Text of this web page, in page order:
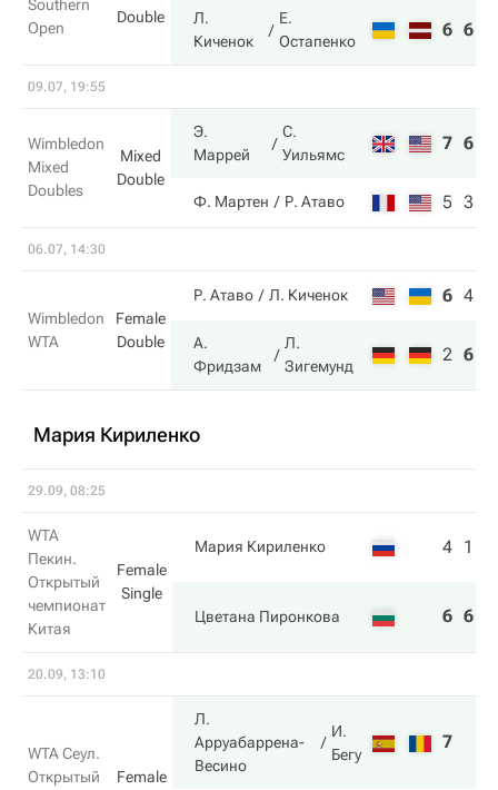
Southern
Open
Double
Л.
Киченок
Е.
Остапенко
6 6
09.07, 19:55
Wimbledon
Mixed
Doubles
Mixed
Double
Э.
Маррей
С.
Уильямс
7 6
Ф. Мартен Р. Атаво 5 3
06.07, 14:30
Wimbledon
WTA
Female
Double
Р. Атаво Л. Киченок 6 4
А.
Фридзам
Л.
Зигемунд
2 6
Мария Кириленко
29.09, 08:25
WTA
Пекин.
Открытый
чемпионат
Китая
Female
Single
Мария Кириленко 4 1
Цветана Пиронкова 6 6
20.09, 13:10
WTA Сеул.
Открытый
Female
Л.
Арруабаррена-
Весино
И.
Бегу
7